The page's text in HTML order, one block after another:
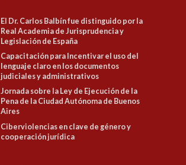
El Dr. Carlos Balbín fue distinguido por la
Real Academia de Jurisprudencia y
Legislación de España
Capacitación para Incentivar el uso del
lenguaje claro en los documentos
judiciales y administrativos
Jornada sobre la Ley de Ejecución de la
Pena de la Ciudad Autónoma de Buenos
Aires
Ciberviolencias en clave de género y
cooperación jurídica